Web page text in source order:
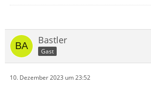
Bastler
Gast
10. Dezember 2023 um 23:52